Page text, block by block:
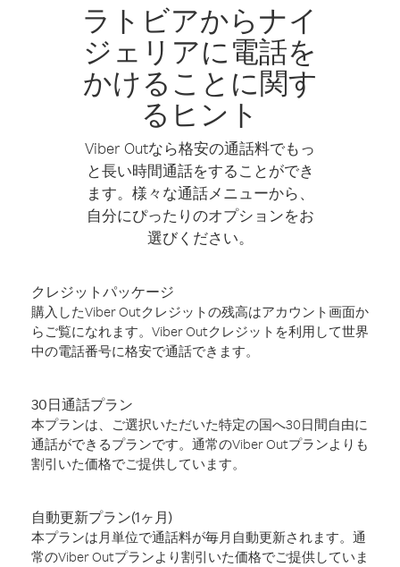
ラトビアからナイ
ジェリアに電話を
かけることに関す
るヒント
Viber Outなら格安の通話料でもっ
と長い時間通話をすることができ
ます。様々な通話メニューから、
自分にぴったりのオプションをお
選びください。
クレジットパッケージ
購入したViber Outクレジットの残高はアカウント画面か
らご覧になれます。Viber Outクレジットを利用して世界
中の電話番号に格安で通話できます。
30日通話プラン
本プランは、ご選択いただいた特定の国へ30日間自由に
通話ができるプランです。通常のViber Outプランよりも
割引いた価格でご提供しています。
自動更新プラン(1ヶ月)
本プランは月単位で通話料が毎月自動更新されます。通
常のViber Outプランより割引いた価格でご提供していま